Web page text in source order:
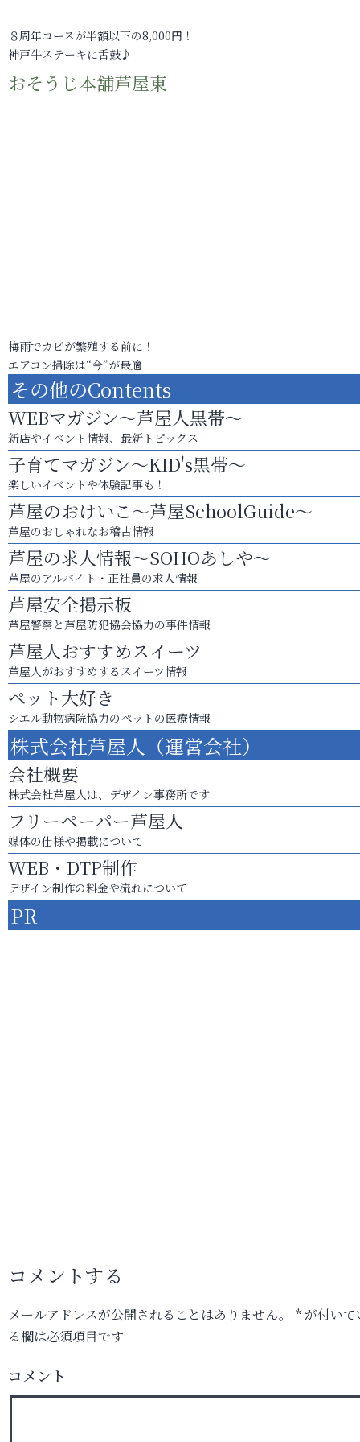
８周年コースが半額以下の8,000円！
神戸牛ステーキに舌鼓♪
おそうじ本舗芦屋東
梅雨でカビが繁殖する前に！
エアコン掃除は“今”が最適
その他のContents
WEBマガジン～芦屋人黒帯～
新店やイベント情報、最新トピックス
子育てマガジン～KID's黒帯～
楽しいイベントや体験記事も！
芦屋のおけいこ～芦屋SchoolGuide～
芦屋のおしゃれなお稽古情報
芦屋の求人情報～SOHOあしや～
芦屋のアルバイト・正社員の求人情報
芦屋安全掲示板
芦屋警察と芦屋防犯協会協力の事件情報
芦屋人おすすめスイーツ
芦屋人がおすすめするスイーツ情報
ペット大好き
シエル動物病院協力のペットの医療情報
株式会社芦屋人（運営会社）
会社概要
株式会社芦屋人は、デザイン事務所です
フリーペーパー芦屋人
媒体の仕様や掲載について
WEB・DTP制作
デザイン制作の料金や流れについて
PR
コメントする
メールアドレスが公開されることはありません。 *が付いて
る欄は必須項目です
コメント